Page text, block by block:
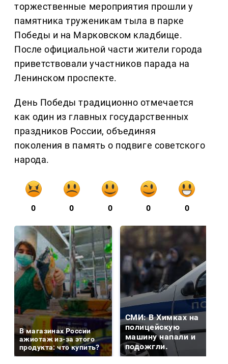
торжественные мероприятия прошли у
памятника труженикам тыла в парке
Победы и на Марковском кладбище.
После официальной части жители города
приветствовали участников парада на
Ленинском проспекте.
День Победы традиционно отмечается
как один из главных государственных
праздников России, объединяя
поколения в память о подвиге советского
народа.
0 0 0 0 0
В магазинах России
ажиотаж из-за этого
продукта: что купить?
СМИ: В Химках на
полицейскую
машину напали и
подожгли.